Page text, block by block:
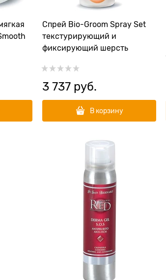
Спрей Bio-Groom Spray Set
текстурирующий и
фиксирующий шерсть
3 737 руб.
В корзину